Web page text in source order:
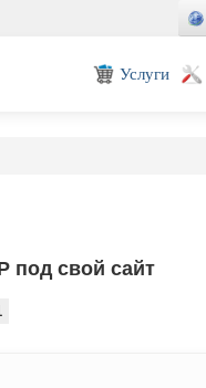
Услуги
под свой сайт